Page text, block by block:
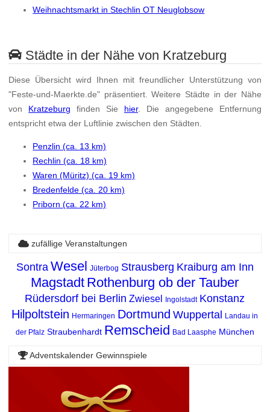
Weihnachtsmarkt in Stechlin OT Neuglobsow
Städte in der Nähe von Kratzeburg
Diese Übersicht wird Ihnen mit freundlicher Unterstützung von
"Feste-und-Maerkte.de" präsentiert. Weitere Städte in der Nähe
von Kratzeburg finden Sie hier. Die angegebene Entfernung
entspricht etwa der Luftlinie zwischen den Städten.
Penzlin (ca. 13 km)
Rechlin (ca. 18 km)
Waren (Müritz) (ca. 19 km)
Bredenfelde (ca. 20 km)
Priborn (ca. 22 km)
zufällige Veranstaltungen
Sontra Wesel Jüterbog Strausberg Kraiburg am Inn
Magstadt Rothenburg ob der Tauber
Rüdersdorf bei Berlin Zwiesel Ingolstadt Konstanz
Hilpoltstein Hermaringen Dortmund Wuppertal
Landau in
der Pfalz Straubenhardt Remscheid Bad Laasphe München
Adventskalender Gewinnspiele